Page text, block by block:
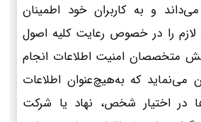
و به کاربران خود اطمینان
را در خصوص رعایت کلیه اصول
متخصصان امنیت اطلاعات انجام
که به‌هیچ‌عنوان اطلاعات
اختیار شخص، نهاد یا شرکت